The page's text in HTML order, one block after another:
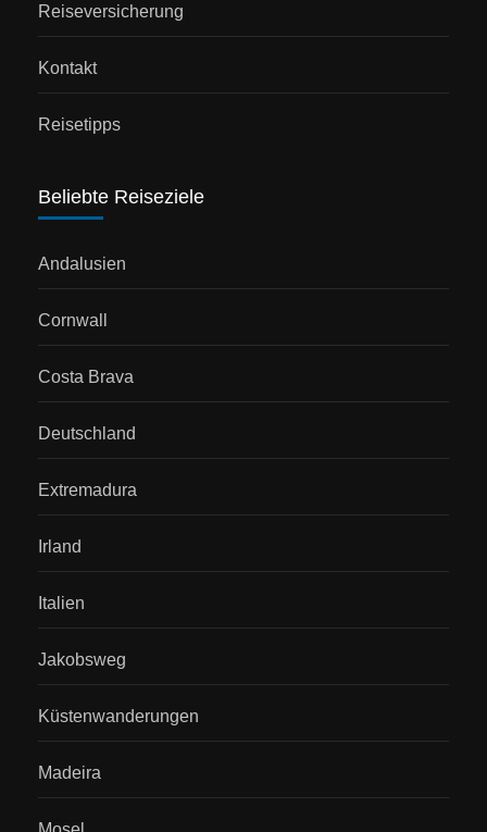
Reiseversicherung
Kontakt
Reisetipps
Beliebte Reiseziele
Andalusien
Cornwall
Costa Brava
Deutschland
Extremadura
Irland
Italien
Jakobsweg
Küstenwanderungen
Madeira